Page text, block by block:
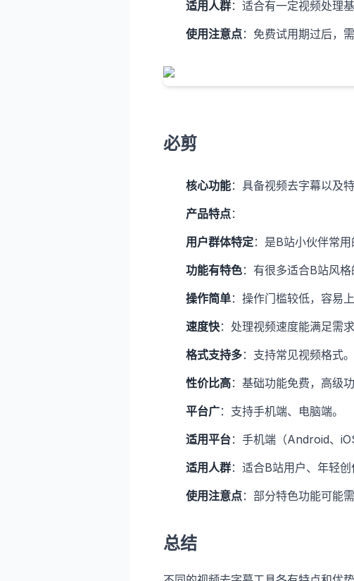
适用人群：适合有一定视频处理
使用注意点：免费试用期过后，
必剪
核心功能：具备视频去字幕以及
产品特点：
用户群体特定：是B站小伙伴常用
功能有特色：有很多适合B站风格
操作简单：操作门槛较低，容易上
速度快：处理视频速度能满足需求
格式支持多：支持常见视频格式。
性价比高：基础功能免费，高级
平台广：支持手机端、电脑端。
适用平台：手机端（Android、
适用人群：适合B站用户、年轻
使用注意点：部分特色功能可能
总结